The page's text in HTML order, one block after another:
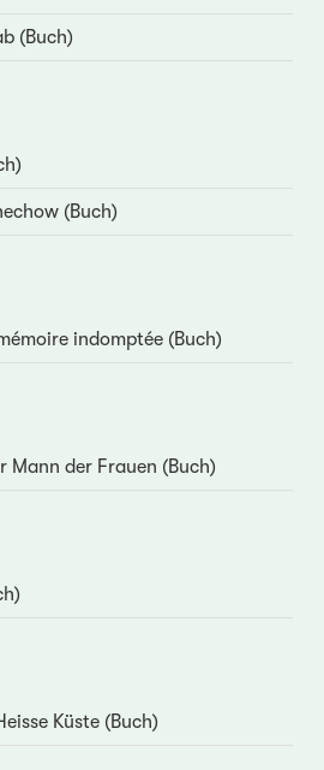
(Buch)
(Buch)
indomptée (Buch)
Mann der Frauen (Buch)
Küste (Buch)